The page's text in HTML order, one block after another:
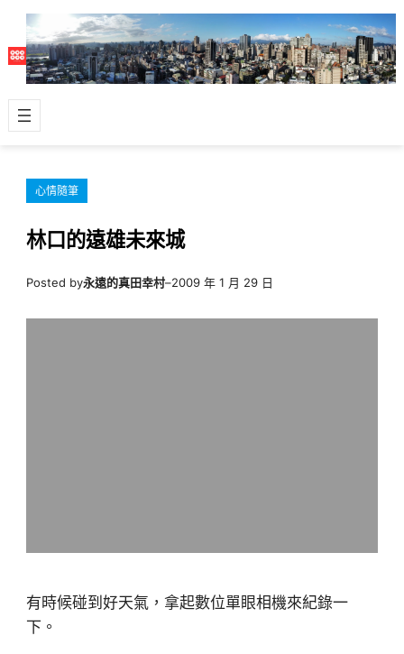
主
容
心情隨筆
林口的遠雄未來城
Posted by永遠的真田幸村–2009 年 1 月 29 日
有時候碰到好天氣，拿起數位單眼相機來紀錄一
下。